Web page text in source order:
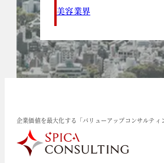
美容業界
企業価値を最大化する「バリューアップコンサルティ